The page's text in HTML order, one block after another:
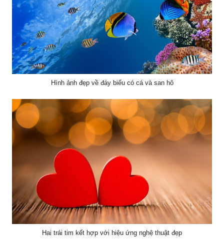
Hình ảnh đẹp về đáy biểu có cá và san hô
Hai trái tim kết hợp với hiệu ứng nghệ thuật đẹp